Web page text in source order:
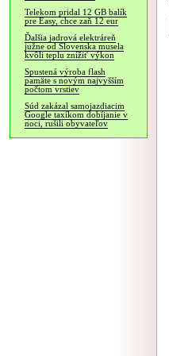
Telekom pridal 12 GB balík
pre Easy, chce zaň 12 eur
Ďalšia jadrová elektráreň
južne od Slovenska musela
kvôli teplu znížiť výkon
Spustená výroba flash
pamäte s novým najvyšším
počtom vrstiev
Súd zakázal samojazdiacim
Google taxíkom dobíjanie v
noci, rušili obyvateľov